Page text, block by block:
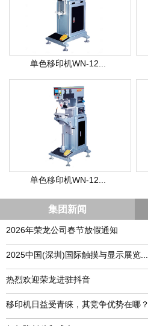
单色移印机WN-12...
单色移印机WN-12...
集团新闻
2026年荣龙公司春节放假通知
​2025中国(深圳)国际触摸与显示展览...
热烈欢迎荣龙进驻抖音
移印机日益受青睐，其竞争优势在哪？